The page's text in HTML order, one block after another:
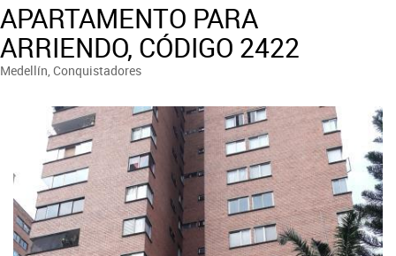
APARTAMENTO PARA
ARRIENDO, CÓDIGO 2422
Medellín, Conquistadores